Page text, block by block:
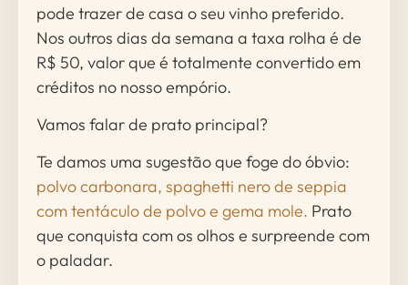
pode trazer de casa o seu vinho preferido.
Nos outros dias da semana a taxa rolha é de
R$ 50, valor que é totalmente convertido em
créditos no nosso empório.
Vamos falar de prato principal?
Te damos uma sugestão que foge do óbvio:
polvo carbonara, spaghetti nero de seppia
com tentáculo de polvo e gema mole. Prato
que conquista com os olhos e surpreende com
o paladar.